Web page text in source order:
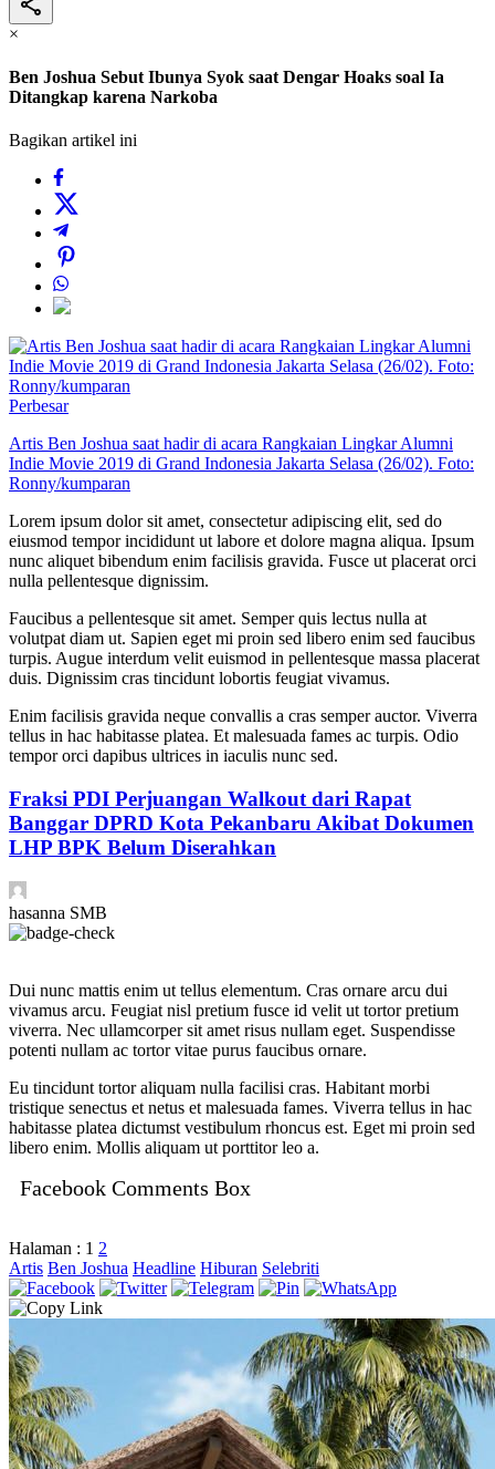
×
Ben Joshua Sebut Ibunya Syok saat Dengar Hoaks soal Ia
Ditangkap karena Narkoba
Bagikan artikel ini
Perbesar
Artis Ben Joshua saat hadir di acara Rangkaian Lingkar Alumni
Indie Movie 2019 di Grand Indonesia Jakarta Selasa (26/02). Foto:
Ronny/kumparan
Lorem ipsum dolor sit amet, consectetur adipiscing elit, sed do
eiusmod tempor incididunt ut labore et dolore magna aliqua. Ipsum
nunc aliquet bibendum enim facilisis gravida. Fusce ut placerat orci
nulla pellentesque dignissim.
Faucibus a pellentesque sit amet. Semper quis lectus nulla at
volutpat diam ut. Sapien eget mi proin sed libero enim sed faucibus
turpis. Augue interdum velit euismod in pellentesque massa placerat
duis. Dignissim cras tincidunt lobortis feugiat vivamus.
Enim facilisis gravida neque convallis a cras semper auctor. Viverra
tellus in hac habitasse platea. Et malesuada fames ac turpis. Odio
tempor orci dapibus ultrices in iaculis nunc sed.
Fraksi PDI Perjuangan Walkout dari Rapat
Banggar DPRD Kota Pekanbaru Akibat Dokumen
LHP BPK Belum Diserahkan
hasanna SMB
Dui nunc mattis enim ut tellus elementum. Cras ornare arcu dui
vivamus arcu. Feugiat nisl pretium fusce id velit ut tortor pretium
viverra. Nec ullamcorper sit amet risus nullam eget. Suspendisse
potenti nullam ac tortor vitae purus faucibus ornare.
Eu tincidunt tortor aliquam nulla facilisi cras. Habitant morbi
tristique senectus et netus et malesuada fames. Viverra tellus in hac
habitasse platea dictumst vestibulum rhoncus est. Eget mi proin sed
libero enim. Mollis aliquam ut porttitor leo a.
Facebook Comments Box
Halaman : 1 2
Artis Ben Joshua Headline Hiburan Selebriti